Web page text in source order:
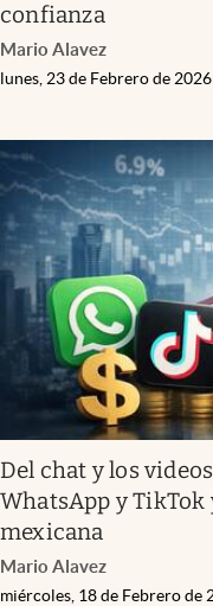
confianza
Mario Alavez
lunes, 23 de Febrero de 2026
Del chat y los
WhatsApp y TikTok
mexicana
Mario Alavez
miércoles, 18 de Febrero de